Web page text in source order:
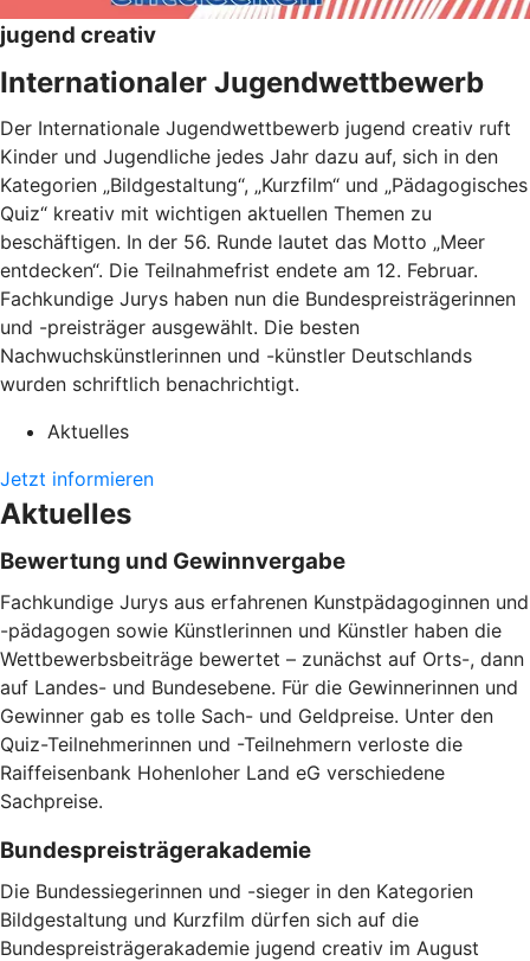
jugend creativ
Internationaler Jugendwettbewerb
Der Internationale Jugendwettbewerb jugend creativ ruft
Kinder und Jugendliche jedes Jahr dazu auf, sich in den
Kategorien „Bildgestaltung“, „Kurzfilm“ und „Pädagogisches
Quiz“ kreativ mit wichtigen aktuellen Themen zu
beschäftigen. In der 56. Runde lautet das Motto „Meer
entdecken“. Die Teilnahmefrist endete am 12. Februar.
Fachkundige Jurys haben nun die Bundespreisträgerinnen
und -preisträger ausgewählt. Die besten
Nachwuchskünstlerinnen und -künstler Deutschlands
wurden schriftlich benachrichtigt.
Aktuelles
Jetzt informieren
Aktuelles
Bewertung und Gewinnvergabe
Fachkundige Jurys aus erfahrenen Kunstpädagoginnen und
-pädagogen sowie Künstlerinnen und Künstler haben die
Wettbewerbsbeiträge bewertet – zunächst auf Orts-, dann
auf Landes- und Bundesebene. Für die Gewinnerinnen und
Gewinner gab es tolle Sach- und Geldpreise. Unter den
Quiz-Teilnehmerinnen und -Teilnehmern verloste die
Raiffeisenbank Hohenloher Land eG verschiedene
Sachpreise.
Bundespreisträgerakademie
Die Bundessiegerinnen und -sieger in den Kategorien
Bildgestaltung und Kurzfilm dürfen sich auf die
Bundespreisträgerakademie jugend creativ im August